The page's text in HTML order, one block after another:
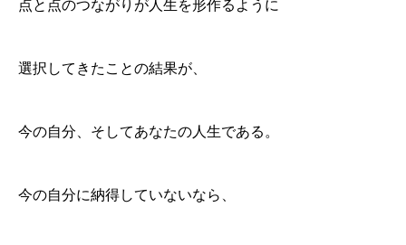
点と点のつながりが人生を形作るように
選択してきたことの結果が、
今の自分、そしてあなたの人生である。
今の自分に納得していないなら、